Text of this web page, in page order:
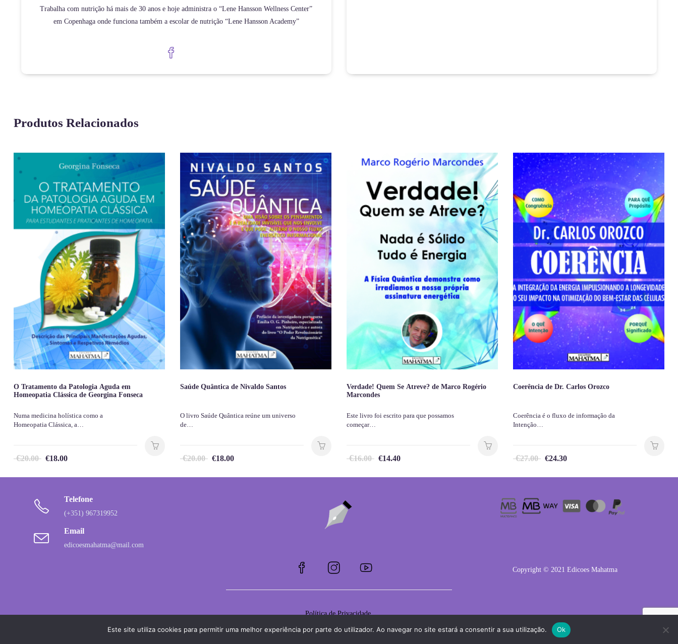
Trabalha com nutrição há mais de 30 anos e hoje administra o “Lene Hansson Wellness Center”
em Copenhaga onde funciona também a escolar de nutrição “Lene Hansson Academy”
Produtos Relacionados
O Tratamento da Patologia Aguda em
Homeopatia Clássica de Georgina Fonseca
Numa medicina holística como a
Homeopatia Clássica, a…
€20.00 €18.00
Saúde Quântica de Nivaldo Santos
O livro Saúde Quântica reúne um universo
de…
€20.00 €18.00
Verdade! Quem Se Atreve? de Marco Rogério
Marcondes
Este livro foi escrito para que possamos
começar…
€16.00 €14.40
Coerência de Dr. Carlos Orozco
Coerência é o fluxo de informação da
Intenção…
€27.00 €24.30
Telefone
(+351) 967319952
Email
edicoesmahatma@mail.com
Política de Privacidade
Condições Gerais de Venda
Copyright © 2021 Edicoes Mahatma
Este site utiliza cookies para permitir uma melhor experiência por parte do utilizador. Ao navegar no site estará a consentir a sua utilização. Ok